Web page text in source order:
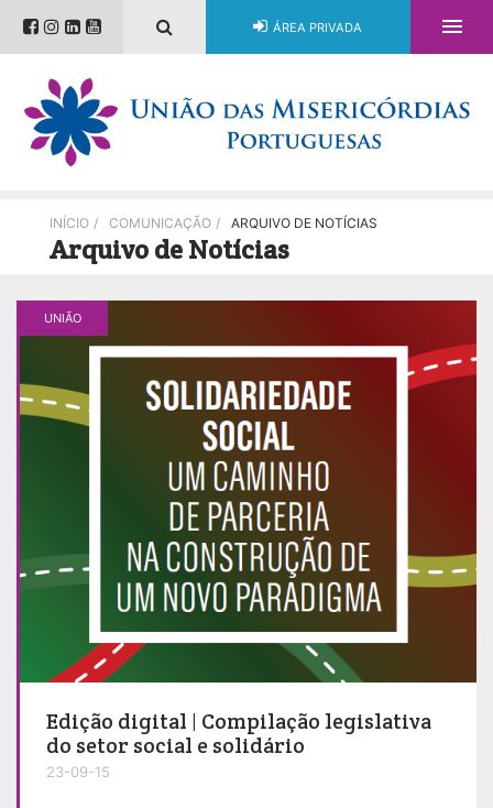
ÁREA PRIVADA 
INÍCIO / COMUNICAÇÃO / ARQUIVO DE NOTÍCIAS
Arquivo de Notícias
UNIÃO
Edição digital | Compilação legislativa
do setor social e solidário
23-09-15